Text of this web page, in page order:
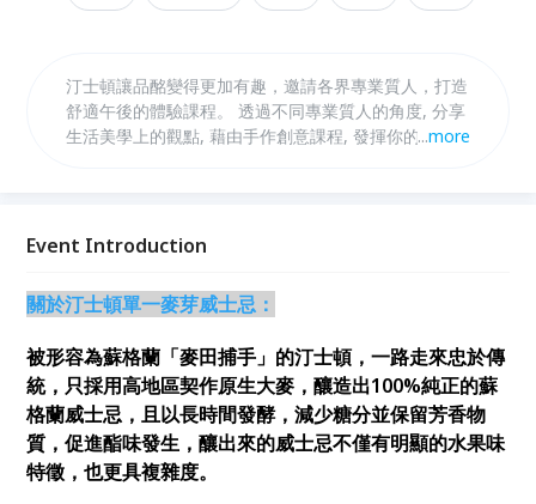
汀士頓讓品酩變得更加有趣，邀請各界專業質人，打造
舒適午後的體驗課程。 透過不同專業質人的角度, 分享
生活美學上的觀點, 藉由手作創意課程, 發揮你的獨有
...more
Event Introduction
關於汀士頓單一麥芽威士忌：
被形容為蘇格蘭「麥田捕手」的汀士頓，一路走來忠於傳
統，只採用高地區契作原生大麥，釀造出100%純正的蘇
格蘭威士忌，且以長時間發酵，減少糖分並保留芳香物
質，促進酯味發生，釀出來的威士忌不僅有明顯的水果味
特徵，也更具複雜度。